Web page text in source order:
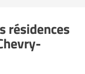
résidences